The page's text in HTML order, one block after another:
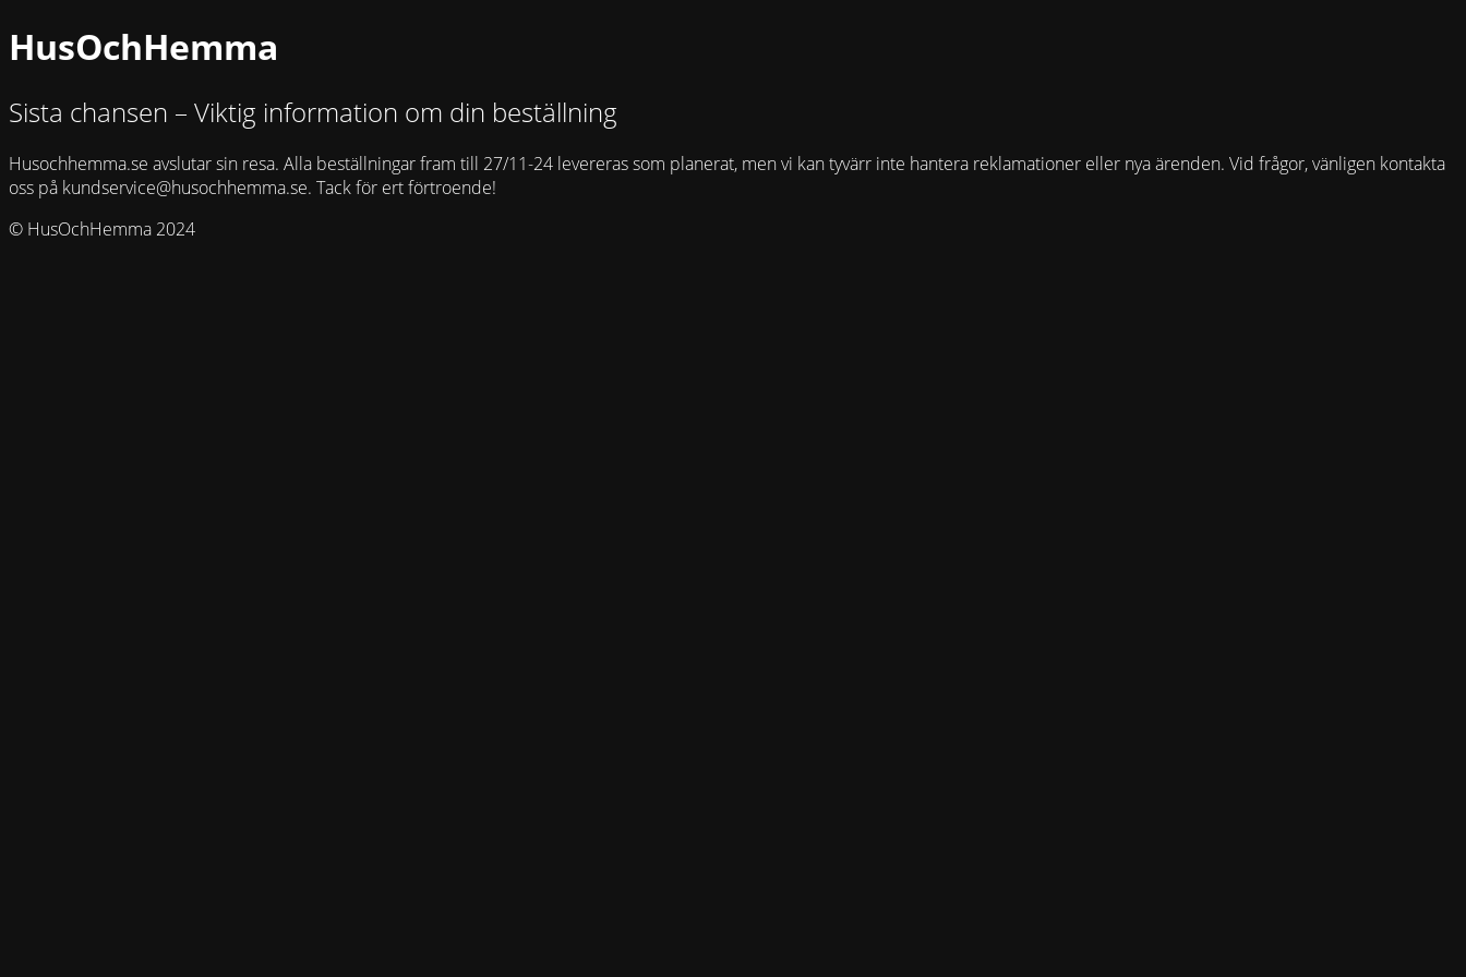
HusOchHemma
Sista chansen – Viktig information om din beställning
Husochhemma.se avslutar sin resa. Alla beställningar fram till 27/11-24 levereras som planerat, men vi kan tyvärr inte hantera reklamationer eller nya ärenden. Vid frågor, vänligen kontakta
oss på kundservice@husochhemma.se. Tack för ert förtroende!
© HusOchHemma 2024